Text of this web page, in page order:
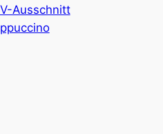
Ausschnitt